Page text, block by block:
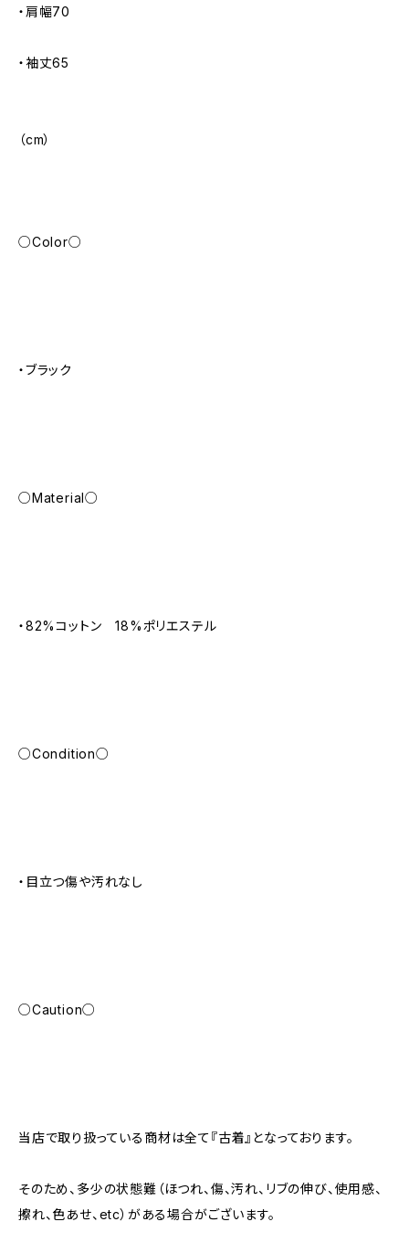
・肩幅70
・袖丈65
（cm）
○Color○
・ブラック
○Material○
・82%コットン 18%ポリエステル
○Condition○
・目立つ傷や汚れなし
○Caution○
当店で取り扱っている商材は全て『古着』となっております。
そのため、多少の状態難（ほつれ、傷、汚れ、リブの伸び、使用感、
擦れ、色あせ、etc）がある場合がございます。